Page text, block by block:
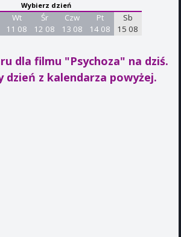
Wybierz dzień
Wt
11 08
Śr
12 08
Czw
13 08
Pt
14 08
Sb
15 08
dla filmu "Psychoza" na dziś.
dzień z kalendarza powyżej.